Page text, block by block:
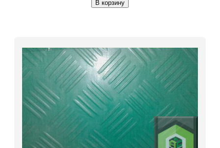
В корзину